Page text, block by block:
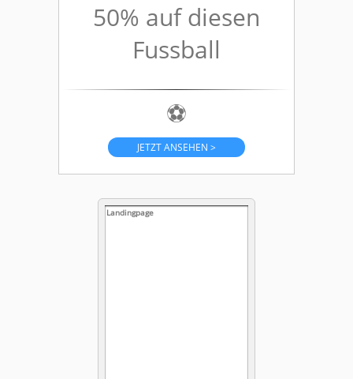
50% auf diesen
Fussball
⚽
JETZT ANSEHEN >
Landingpage